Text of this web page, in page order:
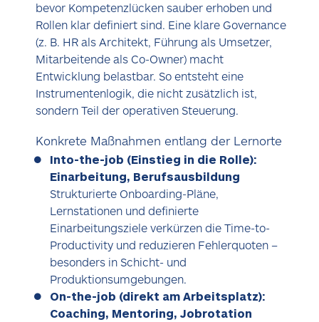
bevor Kompetenzlücken sauber erhoben und
Rollen klar definiert sind. Eine klare Governance
(z. B. HR als Architekt, Führung als Umsetzer,
Mitarbeitende als Co-Owner) macht
Entwicklung belastbar. So entsteht eine
Instrumentenlogik, die nicht zusätzlich ist,
sondern Teil der operativen Steuerung.
Konkrete Maßnahmen entlang der Lernorte
Into-the-job (Einstieg in die Rolle):
Einarbeitung, Berufsausbildung
Strukturierte Onboarding-Pläne,
Lernstationen und definierte
Einarbeitungsziele verkürzen die Time-to-
Productivity und reduzieren Fehlerquoten –
besonders in Schicht- und
Produktionsumgebungen.
On-the-job (direkt am Arbeitsplatz):
Coaching, Mentoring, Jobrotation